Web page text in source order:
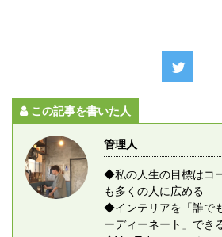
この記事を書いた人
管理人
◆私の人生の目標はコ
も多くの人に広める
◆インテリアを「誰で
ーディーネート」でき